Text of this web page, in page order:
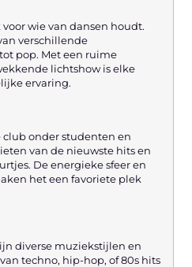
wie van dansen houdt.
verschillende
pop. Met een ruime
lichtshow is elke
ervaring.
club onder studenten en
van de nieuwste hits en
De energieke sfeer en
het een favoriete plek
diverse muziekstijlen en
techno, hip-hop, of 80s hits